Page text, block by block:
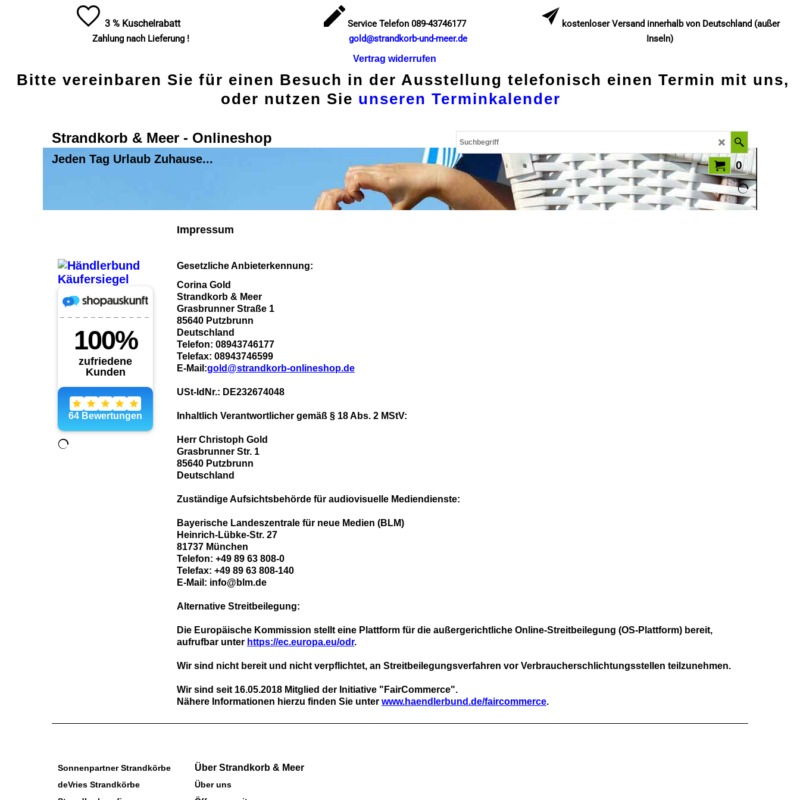
3 % Kuschelrabatt
Zahlung nach Lieferung !
Service Telefon 089-43746177
gold@strandkorb-und-meer.de
Vertrag widerrufen
kostenloser Versand innerhalb von Deutschland (außer
Inseln)
Bitte vereinbaren Sie für einen Besuch in der Ausstellung telefonisch einen Termin mit uns,
oder nutzen Sie unseren Terminkalender
Strandkorb & Meer - Onlineshop
Jeden Tag Urlaub Zuhause... 0
Impressum
Gesetzliche Anbieterkennung:
Corina Gold
Strandkorb & Meer
Grasbrunner Straße 1
85640 Putzbrunn
Deutschland
Telefon: 08943746177
Telefax: 08943746599
E-Mail:gold@strandkorb-onlineshop.de
USt-IdNr.: DE232674048
Inhaltlich Verantwortlicher gemäß § 18 Abs. 2 MStV:
Herr Christoph Gold
Grasbrunner Str. 1
85640 Putzbrunn
Deutschland
Zuständige Aufsichtsbehörde für audiovisuelle Mediendienste:
Bayerische Landeszentrale für neue Medien (BLM)
Heinrich-Lübke-Str. 27
81737 München
Telefon: +49 89 63 808-0
Telefax: +49 89 63 808-140
E-Mail: info@blm.de
Alternative Streitbeilegung:
Die Europäische Kommission stellt eine Plattform für die außergerichtliche Online-Streitbeilegung (OS-Plattform) bereit,
aufrufbar unter https://ec.europa.eu/odr.
Wir sind nicht bereit und nicht verpflichtet, an Streitbeilegungsverfahren vor Verbraucherschlichtungsstellen teilzunehmen.
Wir sind seit 16.05.2018 Mitglied der Initiative "FairCommerce".
Nähere Informationen hierzu finden Sie unter www.haendlerbund.de/faircommerce.
Sonnenpartner Strandkörbe
deVries Strandkörbe
Über Strandkorb & Meer
Über uns